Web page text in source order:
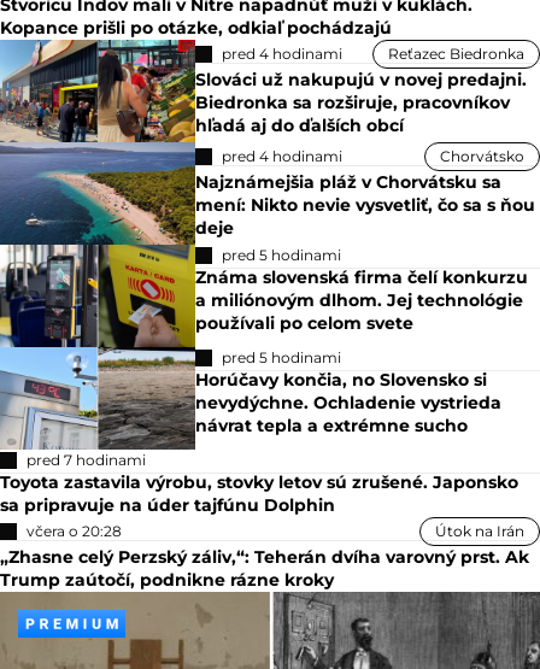
Štvoricu Indov mali v Nitre napadnúť muži v kuklách.
Kopance prišli po otázke, odkiaľ pochádzajú
pred 4 hodinami Reťazec Biedronka
Slováci už nakupujú v novej predajni.
Biedronka sa rozširuje, pracovníkov
hľadá aj do ďalších obcí
pred 4 hodinami Chorvátsko
Najznámejšia pláž v Chorvátsku sa
mení: Nikto nevie vysvetliť, čo sa s ňou
deje
pred 5 hodinami
Známa slovenská firma čelí konkurzu
a miliónovým dlhom. Jej technológie
používali po celom svete
pred 5 hodinami
Horúčavy končia, no Slovensko si
nevydýchne. Ochladenie vystrieda
návrat tepla a extrémne sucho
pred 7 hodinami
Toyota zastavila výrobu, stovky letov sú zrušené. Japonsko
sa pripravuje na úder tajfúnu Dolphin
včera o 20:28 Útok na Irán
„Zhasne celý Perzský záliv,“: Teherán dvíha varovný prst. Ak
Trump zaútočí, podnikne rázne kroky